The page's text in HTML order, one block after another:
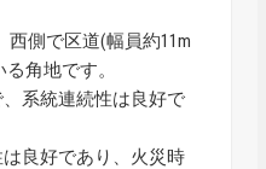
西側で区道(幅員約11m
角地です。
系統連続性は良好で
良好であり、火災時